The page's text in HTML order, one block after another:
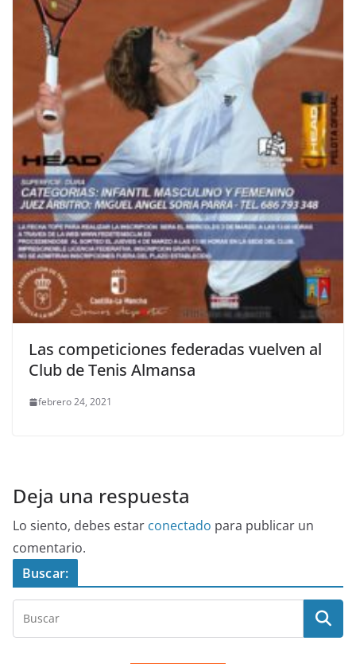
Las competiciones federadas vuelven al
Club de Tenis Almansa
febrero 24, 2021
Deja una respuesta
Lo siento, debes estar conectado para publicar un
comentario.
Buscar: